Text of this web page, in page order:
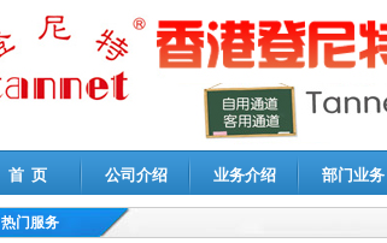
首 页 公司介绍 业务介绍 部门业务
热门服务